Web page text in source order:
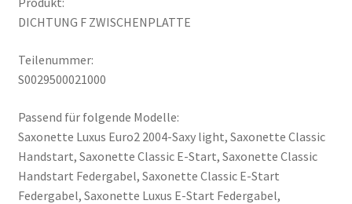
DICHTUNG F ZWISCHENPLATTE
Teilenummer:
S0029500021000
Passend für folgende Modelle:
Saxonette Luxus Euro2 2004-Saxy light, Saxonette Classic
Handstart, Saxonette Classic E-Start, Saxonette Classic
Handstart Federgabel, Saxonette Classic E-Start
Federgabel, Saxonette Luxus E-Start Federgabel,